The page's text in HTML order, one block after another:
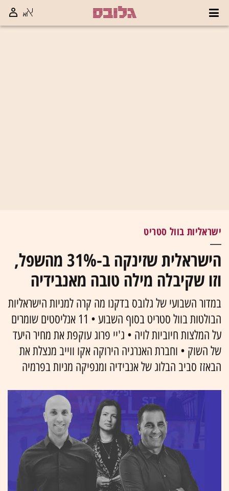
ישראליות בוול סטריט
הישראלית שזינקה ב-31% מהשפל,
וזו שקיבלה מילה טובה מאנבידיה
במדור השבועי של גלובס בדקנו מה קרה למניות הישראליות
הבולטות בוול סטריט בסוף השבוע • 11 אנליסטים שומרים
על המלצות חיוביות לויה • ג'יי פרוג עוקפת את מחיר היעד
של השוק • וחברת האנרגיה הירוקה אקו ווייב מנצלת את
הבאזז סביב הבלוג של אנבידיה ומנפיקה מניות בפרמיה